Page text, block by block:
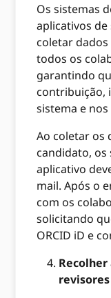
Os sistemas
aplicativos
coletar dados
todos os
garantindo
contribuição,
sistema e
Ao coletar os
candidato,
aplicativo
mail. Após o
com os
solicitando
ORCID iD e
Recolher